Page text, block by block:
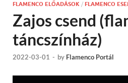
FLAMENCO ELŐADÁSOK / FLAMENCO
Zajos csend
táncszínház)
2022-03-01 - by Flamenco Portál